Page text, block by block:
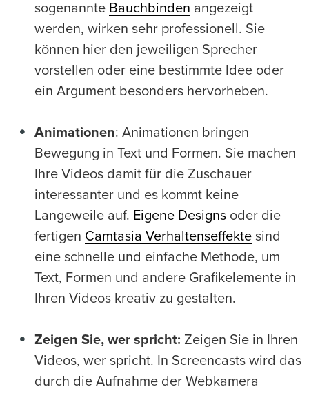
sogenannte Bauchbinden angezeigt
werden, wirken sehr professionell. Sie
können hier den jeweiligen Sprecher
vorstellen oder eine bestimmte Idee oder
ein Argument besonders hervorheben.
Animationen: Animationen bringen
Bewegung in Text und Formen. Sie machen
Ihre Videos damit für die Zuschauer
interessanter und es kommt keine
Langeweile auf. Eigene Designs oder die
fertigen Camtasia Verhaltenseffekte sind
eine schnelle und einfache Methode, um
Text, Formen und andere Grafikelemente in
Ihren Videos kreativ zu gestalten.
Zeigen Sie, wer spricht: Zeigen Sie in Ihren
Videos, wer spricht. In Screencasts wird das
durch die Aufnahme der Webkamera